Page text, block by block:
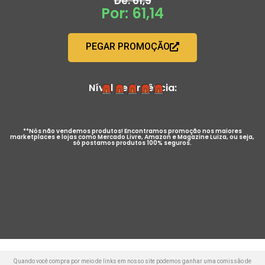
Por: 61,14
PEGAR PROMOÇÃO
Nível de Urgência:
**Nós não vendemos produtos! Encontramos promoção nos maiores
marketplaces e lojas como Mercado Livre, Amazon e Magazine Luiza, ou seja,
só postamos produtos 100% seguros.
Quando você compra por meio de links em nosso site podemos ganhar uma comissão de